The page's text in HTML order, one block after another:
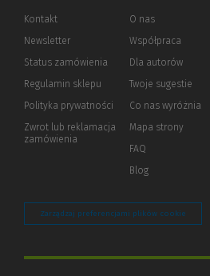
Kontakt
Newsletter
Status zamówienia
Regulamin sklepu
Polityka prywatności (Nowe
(Link
innej
Zwrot lub reklamacja
zamówienia
O nas
Współpraca
Dla autorów(Nowe
(Link
innej
strony)
Twoje sugestie
Co nas wyróżnia
Mapa strony
FAQ
Blog
Zarządzaj preferencjami plików cookie